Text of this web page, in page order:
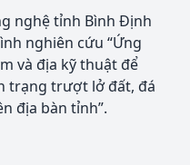
nghệ tỉnh Bình Định
nghiên cứu “Ứng
và địa kỹ thuật để
trạng trượt lở đất, đá
địa bàn tỉnh”.